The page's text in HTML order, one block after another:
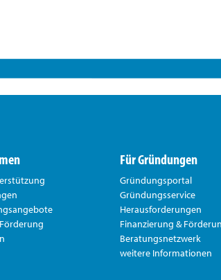
Für Gründungen
Gründungsportal
Gründungsservice
Herausforderungen
Finanzierung &
Beratungsnetzwerk
weitere Informationen